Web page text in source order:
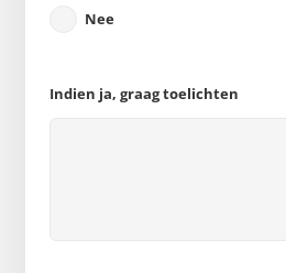
Nee
Indien ja, graag toelichten